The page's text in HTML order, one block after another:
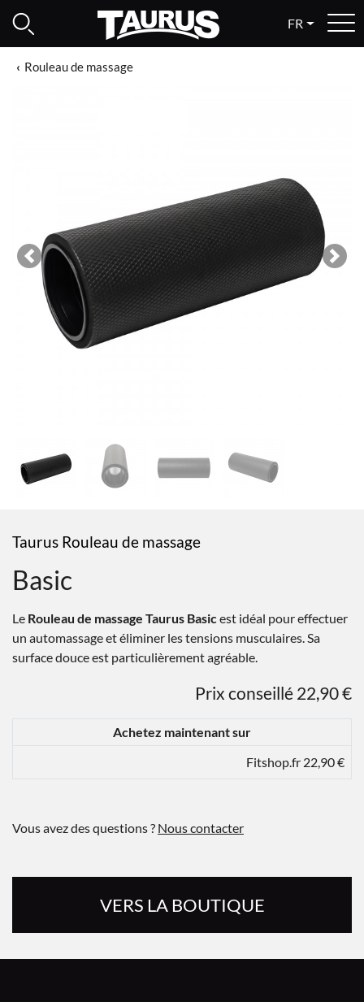
FR
Rouleau de massage
Previous Next
Taurus Rouleau de massage
Basic
Le Rouleau de massage Taurus Basicest idéal pour effectuer
un automassage et éliminer les tensions musculaires. Sa
surface douce est particulièrement agréable.
Prix conseillé 22,90 €
Achetez maintenant sur
Fitshop.fr 22,90 €
Vous avez des questions ? Nous contacter
VERS LA BOUTIQUE